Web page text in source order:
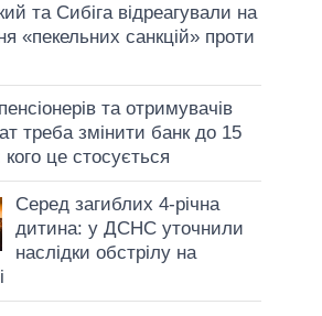
та Сибіга відреагували на
«пекельних санкцій» проти
та отримувачів
треба змінити банк до 15
це стосується
Серед загиблих 4-річна
дитина: у ДСНС уточнили
наслідки обстрілу на